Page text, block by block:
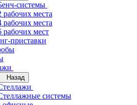
системы
рабочих места
рабочих места
рабочих мест
приставки
Назад
системы